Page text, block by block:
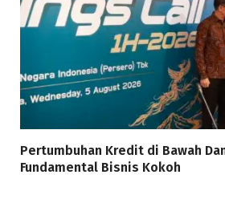
Pertumbuhan Kredit di Bawah
Fundamental Bisnis Kokoh